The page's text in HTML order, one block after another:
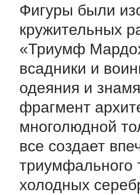
Фигуры были
кружительных
«Триумф
всадники и
одеяния и
фрагмент
много­людной
все создает
триумфального
холодных